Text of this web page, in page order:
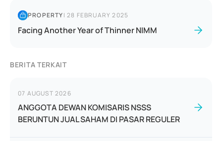
PROPERTY|28 FEBRUARY 2025
Facing Another Year of Thinner NIMM
BERITA TERKAIT
07 AUGUST 2026
ANGGOTA DEWAN KOMISARIS NSSS
BERUNTUN JUAL SAHAM DI PASAR REGULER